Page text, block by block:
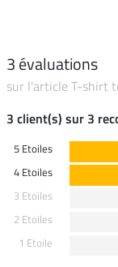
3 évaluations
sur l'article T-shirt
3 client(s) sur 3
5 Etoiles
4 Etoiles
3 Etoiles
2 Etoiles
1 Etoile